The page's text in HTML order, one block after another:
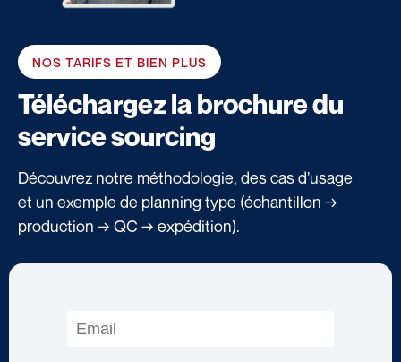
NOS TARIFS ET BIEN PLUS
Téléchargez la brochure du
service sourcing
Découvrez notre méthodologie, des cas d’usage
et un exemple de planning type (échantillon →
production → QC → expédition).